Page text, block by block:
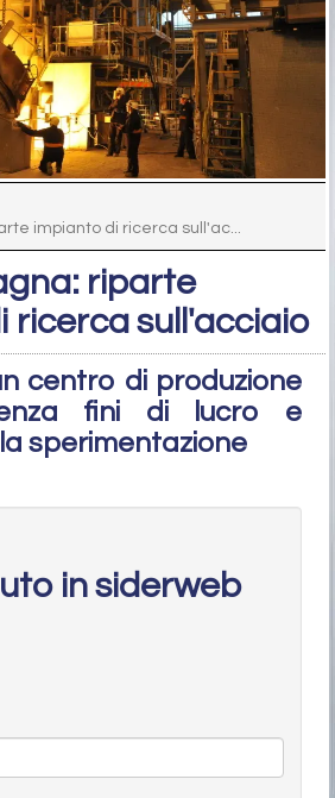
impianto di ricerca sull'ac...
riparte
ricerca sull'acciaio
centro di produzione
fini di lucro e
sperimentazione
in siderweb